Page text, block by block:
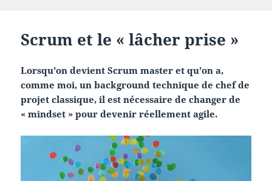
Scrum et le « lâcher prise »
Lorsqu’on devient Scrum master et qu’on a,
comme moi, un background technique de chef de
projet classique, il est nécessaire de changer de
« mindset » pour devenir réellement agile.